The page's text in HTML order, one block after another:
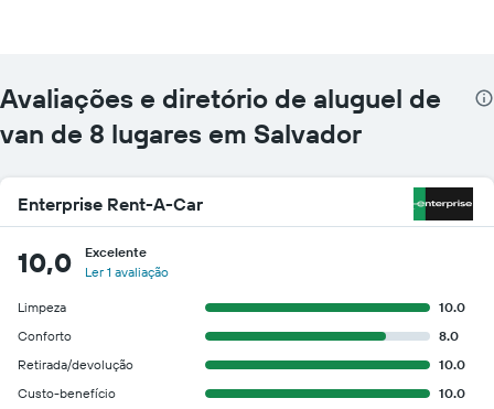
O
gráfico
tem
Y
exibindo
o
preço
barato
do
aluguel
de
carro
Avaliações e diretório de aluguel de
van de 8 lugares em Salvador
Enterprise Rent-A-Car
10,0
Excelente
Ler 1 avaliação
Limpeza
10.0
Conforto
8.0
Retirada/devolução
10.0
Custo-benefício
10.0